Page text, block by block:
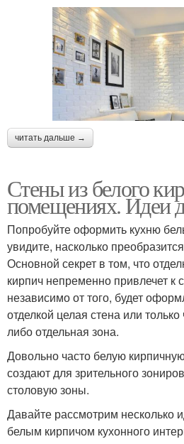
читать дальше →
Стены из белого
помещениях. Идеи
Попробуйте оформить кухню
увидите, насколько
Основной секрет в том, что
кирпич непременно привлечет к
независимо от того, будет
отделкой целая стена или только
либо отдельная зона.
Довольно часто белую
создают для зрительного
столовую зоны.
Давайте рассмотрим несколько
белым кирпичом кухонного